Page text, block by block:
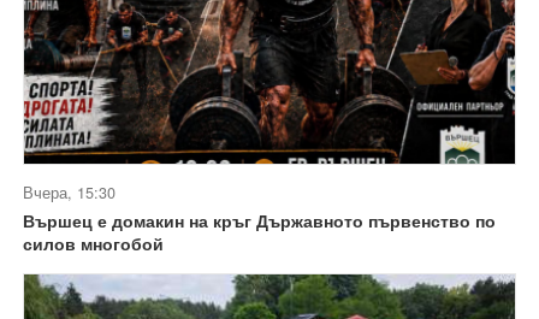
Вчера, 15:30
Вършец е домакин на кръг Държавното първенство по
силов многобой